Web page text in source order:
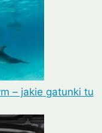
– jakie gatunki tu